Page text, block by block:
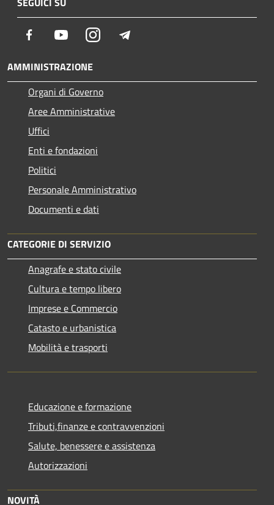
Facebook YoutubeInstagram
AMMINISTRAZIONE
Organi di Governo
Aree Amministrative
Uffici
Enti e fondazioni
Politici
Personale Amministrativo
Documenti e dati
CATEGORIE DI SERVIZIO
Anagrafe e stato civile
Cultura e tempo libero
Imprese e Commercio
Catasto e urbanistica
Mobilità e trasporti
Educazione e formazione
Tributi,finanze e contravvenzioni
Salute, benessere e assistenza
Autorizzazioni
NOVITÀ